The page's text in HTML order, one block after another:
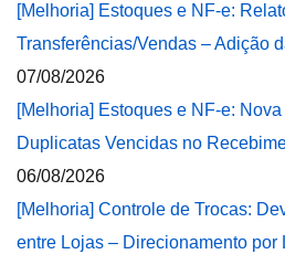
[Melhoria] Estoques e NF-e:
Transferências/Vendas – Adição
07/08/2026
[Melhoria] Estoques e NF-e:
Duplicatas Vencidas no
06/08/2026
[Melhoria] Controle de Trocas:
entre Lojas – Direcionamento por